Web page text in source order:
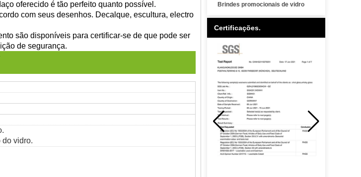
Brindes promocionais de vidro
Certificações.
oferecido é tão perfeito quanto possível.
com seus desenhos. Decalque, escultura, electro
são disponíveis para certificar-se de que pode ser
de segurança.
do vidro.